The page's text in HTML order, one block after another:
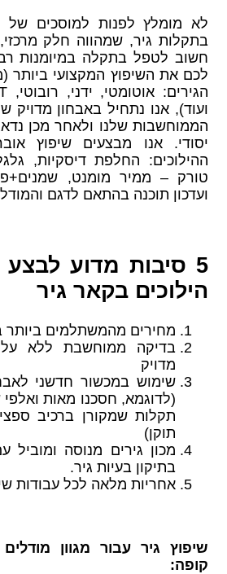
לא מומלץ לפנות למוסכים של
בתקלות גיר, שמהווה חלק
חשוב לטפל בתקלה במיומנות
לכם את השיפוץ המקצועי ביותר
ועוד), אנו נתחיל באבחון
הממוחשבות שלנו ולאחר מכן
יסודי. אנו מבצעים שיפוץ
ההילוכים: החלפת דיסקיות,
טורק – ממיר מומנט,
ועדכון תוכנה בהתאם לדגם
5 סיבות מדוע
הילוכים בקאר גיר
מחירים מהמשתלמים ביותר
בדיקה ממוחשבת ללא
מדויק
שימוש במכשור חדשני
(לדוגמא, חסכנו מאות
תקלות שמקורן ברכיב
תוקן)
מכון גירים מנוסה ומוביל
בתיקון בעיות גיר.
אחריות מלאה לכל עבודות
שיפוץ גיר עבור מגוון
קופה: